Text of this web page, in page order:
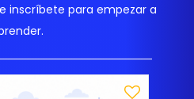
inscríbete para empezar a